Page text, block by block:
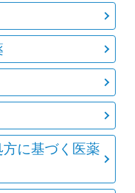
に基づく医薬